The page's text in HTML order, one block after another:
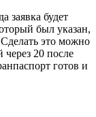
заявка будет
был указан,
это можно
20 после
готов и